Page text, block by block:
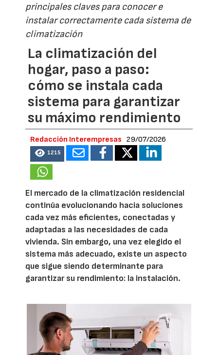
principales claves para conocer e
instalar correctamente cada sistema de
climatización
La climatización del
hogar, paso a paso:
cómo se instala cada
sistema para garantizar
su máximo rendimiento
Redacción Interempresas 29/07/2026
1215
El mercado de la climatización residencial
continúa evolucionando hacia soluciones
cada vez más eficientes, conectadas y
adaptadas a las necesidades de cada
vivienda. Sin embargo, una vez elegido el
sistema más adecuado, existe un aspecto
que sigue siendo determinante para
garantizar su rendimiento: la instalación.